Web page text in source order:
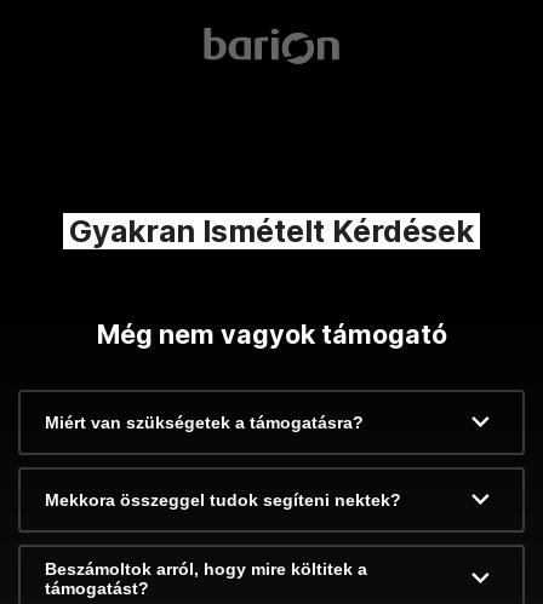
Gyakran Ismételt Kérdések
Még nem vagyok támogató
Miért van szükségetek a támogatásra?
Mekkora összeggel tudok segíteni nektek?
Beszámoltok arról, hogy mire költitek a
támogatást?